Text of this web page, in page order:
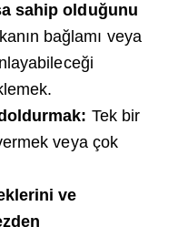
sahip olduğunu
bağlamı veya
Tek bir
veya çok
ve